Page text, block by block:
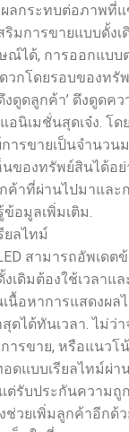
ลกระทบต่อภาพที่แ
ริมการขายแบบดั้งเ
ณ์ได้, การออกแบบ
วกโดยรอบของทรั
ดูดลูกค้า’ ดึงดูดค
นิเมชั่นสุดเจ๋ง. โด
ารขายเป็นจำนวน
นของทรัพย์สินได้อ
ค้าที่ผ่านไปมาและ
ข้อมูลเพิ่มเติม.
ยลไทม์
สามารถอัพเดต
เดิมต้องใช้เวลาแ
นื้อหาการแสดงผล
ดได้ทันเวลา. ไม่ว่
ารขาย, หรือแนวโ
แบบเรียลไทม์ผ่าน
ต่รับประกันความถู
วยเพิ่มลูกค้าอีกด้ว